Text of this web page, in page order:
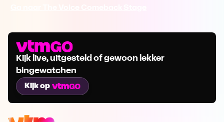
Kijk live, uitgesteld of gewoon lekker
bingewatchen
Kijk op